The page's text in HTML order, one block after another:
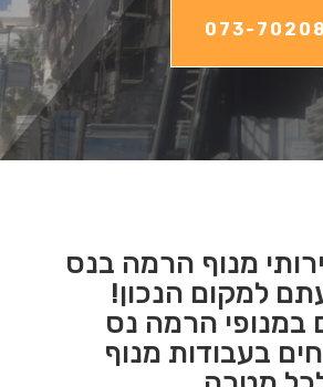
מנוף הרמה בנס
למקום הנכון!
במנופי הרמה נס
בעבודות מנוף